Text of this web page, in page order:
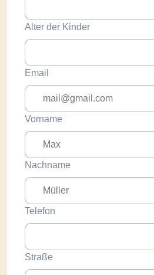
Alter der Kinder
Email
Vorname
Nachname
Telefon
Straße